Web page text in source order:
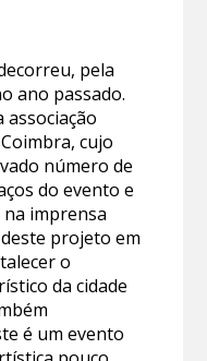
pela
ano passado.
cujo
número de
do evento e
imprensa
projeto em
o
da cidade
é um evento